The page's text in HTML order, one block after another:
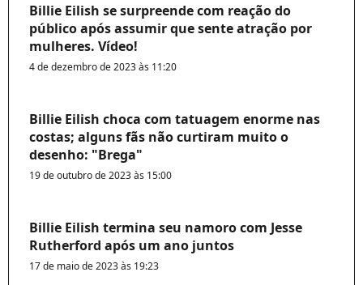
Billie Eilish se surpreende com reação do
público após assumir que sente atração por
mulheres. Vídeo!
4 de dezembro de 2023 às 11:20
Billie Eilish choca com tatuagem enorme nas
costas; alguns fãs não curtiram muito o
desenho: "Brega"
19 de outubro de 2023 às 15:00
Billie Eilish termina seu namoro com Jesse
Rutherford após um ano juntos
17 de maio de 2023 às 19:23